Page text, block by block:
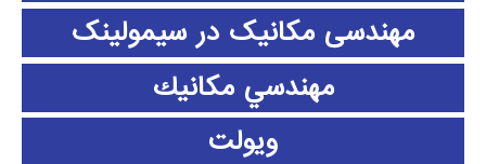
مهندسی مکانیک در سیمولینک
مهندسي مكانيك
ویولت